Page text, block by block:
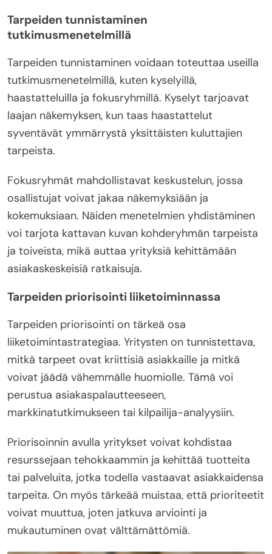
Tarpeiden tunnistaminen
tutkimusmenetelmillä
Tarpeiden tunnistaminen voidaan toteuttaa useilla
tutkimusmenetelmillä, kuten kyselyillä,
haastatteluilla ja fokusryhmillä. Kyselyt tarjoavat
laajan näkemyksen, kun taas haastattelut
syventävät ymmärrystä yksittäisten kuluttajien
tarpeista.
Fokusryhmät mahdollistavat keskustelun, jossa
osallistujat voivat jakaa näkemyksiään ja
kokemuksiaan. Näiden menetelmien yhdistäminen
voi tarjota kattavan kuvan kohderyhmän tarpeista
ja toiveista, mikä auttaa yrityksiä kehittämään
asiakaskeskeisiä ratkaisuja.
Tarpeiden priorisointi liiketoiminnassa
Tarpeiden priorisointi on tärkeä osa
liiketoimintastrategiaa. Yritysten on tunnistettava,
mitkä tarpeet ovat kriittisiä asiakkaille ja mitkä
voivat jäädä vähemmälle huomiolle. Tämä voi
perustua asiakaspalautteeseen,
markkinatutkimukseen tai kilpailija-analyysiin.
Priorisoinnin avulla yritykset voivat kohdistaa
resurssejaan tehokkaammin ja kehittää tuotteita
tai palveluita, jotka todella vastaavat asiakkaidensa
tarpeita. On myös tärkeää muistaa, että prioriteetit
voivat muuttua, joten jatkuva arviointi ja
mukautuminen ovat välttämättömiä.